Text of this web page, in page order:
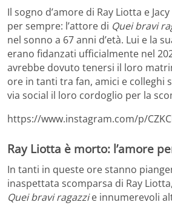
Il sogno d’amore di Ray Liotta e
per sempre: l’attore di Quei bravi
nel sonno a 67 anni d’età. Lui e la
erano fidanzati ufficialmente nel
avrebbe dovuto tenersi il loro
ore in tanti tra fan, amici e colleghi
via social il loro cordoglio per la
https://www.instagram.com/p/
Ray Liotta è morto: l’amore
In tanti in queste ore stanno
inaspettata scomparsa di Ray
Quei bravi ragazzie innumerevoli